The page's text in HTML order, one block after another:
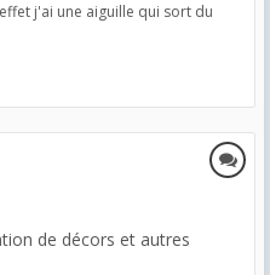
j'ai une aiguille qui sort du
de décors et autres